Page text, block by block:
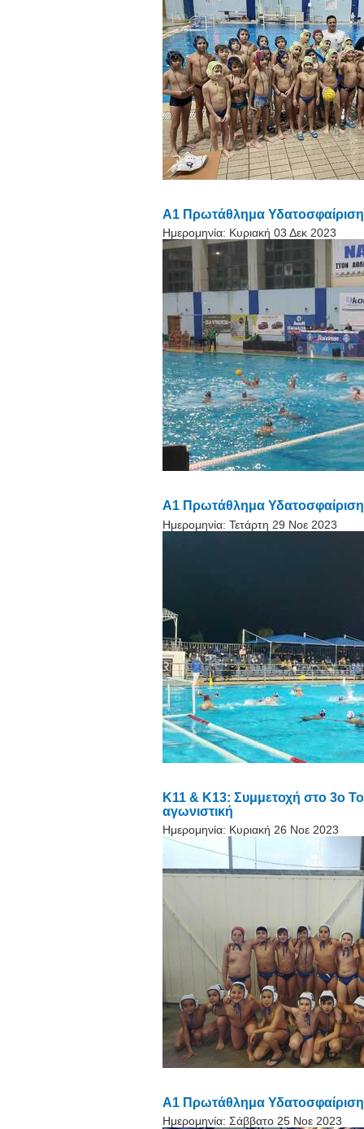
Α1 Πρωτάθλημα
Ημερομηνία: Κυριακή 03 Δεκ 2023
Α1 Πρωτάθλημα
Ημερομηνία: Τετάρτη 29 Νοε 2023
Κ11 & Κ13: Συμμετοχή στο 3ο
αγωνιστική
Ημερομηνία: Κυριακή 26 Νοε 2023
Α1 Πρωτάθλημα
Ημερομηνία: Σάββατο 25 Νοε 2023